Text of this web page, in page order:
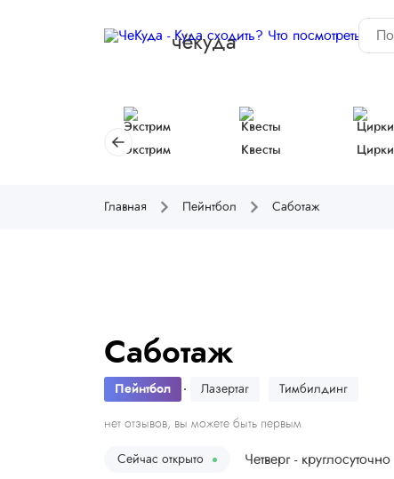
чёкуда
Экстрим Квесты Цирки
Главная Пейнтбол Саботаж
Саботаж
Пейнтбол Лазертаг Тимбилдинг
нет отзывов, вы можете быть первым
Сейчас открыто Четверг - круглосуточно